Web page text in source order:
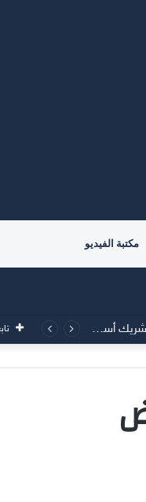
مكتبة الفيديو